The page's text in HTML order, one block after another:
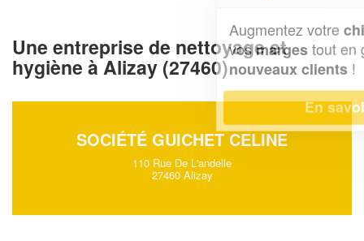
Une entreprise de nettoyage et
hygiène à Alizay (27460)
SOCIÉTÉ GUICHET CELINE
110 Rue De L'andelle
27460 Alizay
chiffre d'affaireset
vosmargestout en gagnant de
nouveaux clients!
En savoir plus